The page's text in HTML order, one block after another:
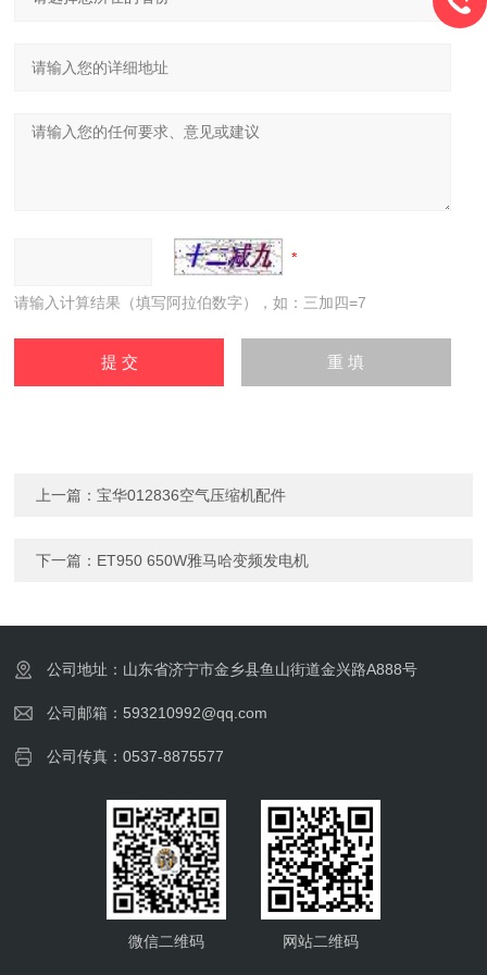
请输入计算结果（填写阿拉伯数字），如：三加四=7
上一篇：宝华012836空气压缩机配件
下一篇： ET950 650W雅马哈变频发电机
公司地址：山东省济宁市金乡县鱼山街道金兴路A888号
公司邮箱：593210992@qq.com
公司传真：0537-8875577
微信二维码 网站二维码